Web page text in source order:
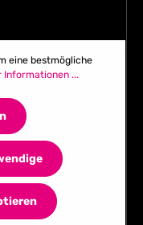
eine bestmögliche
Informationen ...